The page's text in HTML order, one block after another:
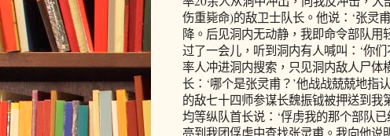
伤重毙命)的敌卫士队长。他说：‘张灵
降。后见洞内无动静，我即命令部队用
过了一会儿，听到洞内有人喊叫：‘你
率人冲进洞内搜索，只见洞内敌人尸体
长：‘哪个是张灵甫？’他战战兢兢地指
的敌七十四师参谋长魏振钺被押送到
均等纵队首长说：‘俘虏我的那个部队
亮到我团俘虏中查找张灵甫。我向他说